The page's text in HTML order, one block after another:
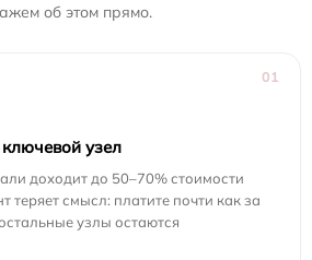
об этом прямо.
01
узел
доходит до 50–70% стоимости
теряет смысл: платите почти как за
узлы остаются